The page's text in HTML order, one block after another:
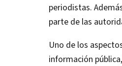
periodistas.
parte de las
Uno de los
información